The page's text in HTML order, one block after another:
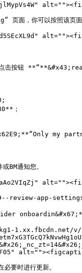
，你可以按照该页面
击按钮
；
BM通知您。
9--review-app-
v/
要时进行更新。